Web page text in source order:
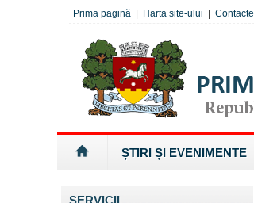
Prima pagină Harta site-ului Contacte
ȘTIRI ȘI EVENIMENTE
SERVICII